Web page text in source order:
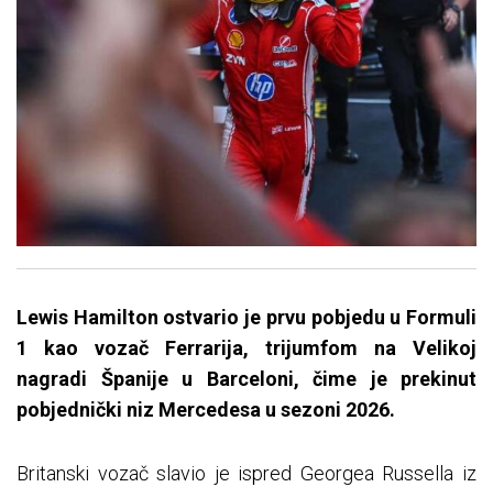
Lewis Hamilton ostvario je prvu pobjedu u Formuli
1 kao vozač Ferrarija, trijumfom na Velikoj
nagradi Španije u Barceloni, čime je prekinut
pobjednički niz Mercedesa u sezoni 2026.
Britanski vozač slavio je ispred Georgea Russella iz